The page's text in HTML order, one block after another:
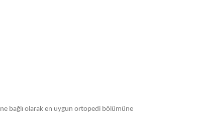
bağlı olarak en uygun ortopedi bölümüne